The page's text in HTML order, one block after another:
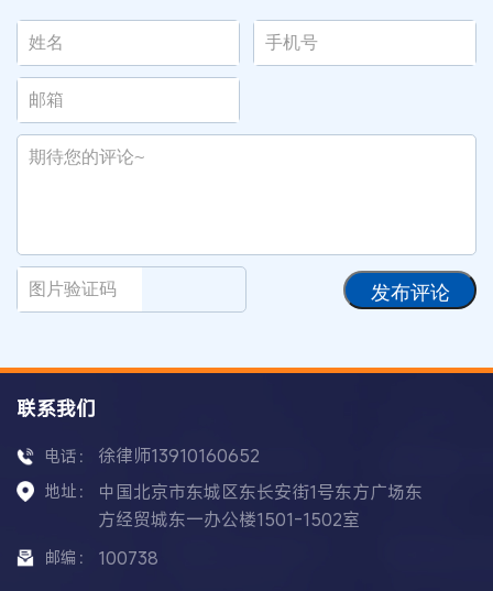
发布评论
联系我们
电话： 徐律师13910160652
地址：
中国北京市东城区东长安街1号东方广场东
方经贸城东一办公楼1501-1502室
邮编： 100738